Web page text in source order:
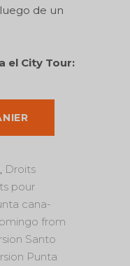
de un
el City Tour:
, Droits
pour
cana-
from
Santo
Punta